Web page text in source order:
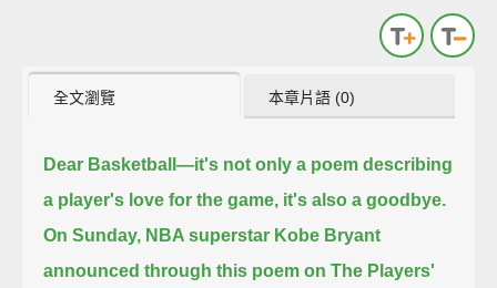
全文瀏覽 本章片語 (0)
Dear Basketball—it's not only a poem describing
a player's love for the game, it's also a goodbye.
On Sunday, NBA superstar Kobe Bryant
announced through this poem on The Players'